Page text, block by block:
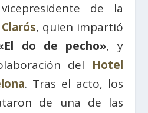
de la
, quien impartió
do de pecho», y
del Hotel
. Tras el acto, los
de una de las